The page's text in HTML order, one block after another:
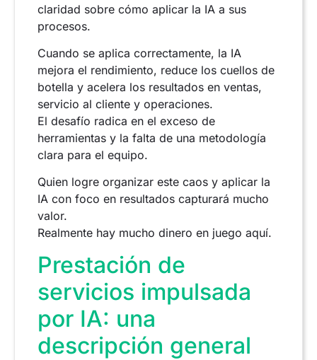
claridad sobre cómo aplicar la IA a sus
procesos.
Cuando se aplica correctamente, la IA
mejora el rendimiento, reduce los cuellos de
botella y acelera los resultados en ventas,
servicio al cliente y operaciones.
El desafío radica en el exceso de
herramientas y la falta de una metodología
clara para el equipo.
Quien logre organizar este caos y aplicar la
IA con foco en resultados capturará mucho
valor.
Realmente hay mucho dinero en juego aquí.
Prestación de
servicios impulsada
por IA: una
descripción general